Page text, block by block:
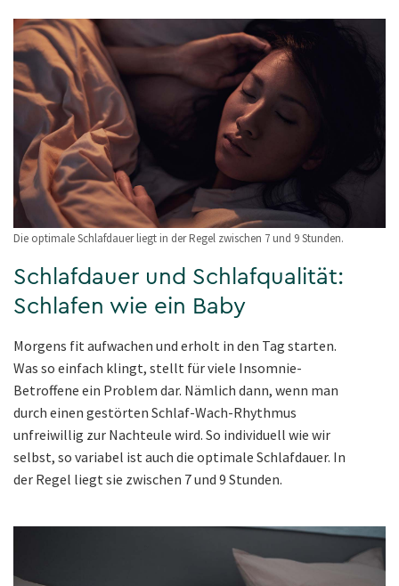
Die optimale Schlafdauer liegt in der Regel zwischen 7 und 9 Stunden.
Schlafdauer und Schlafqualität:
Schlafen wie ein Baby
Morgens fit aufwachen und erholt in den Tag starten.
Was so einfach klingt, stellt für viele Insomnie-
Betroffene ein Problem dar. Nämlich dann, wenn man
durch einen gestörten Schlaf-Wach-Rhythmus
unfreiwillig zur Nachteule wird. So individuell wie wir
selbst, so variabel ist auch die optimale Schlafdauer. In
der Regel liegt sie zwischen 7 und 9 Stunden.